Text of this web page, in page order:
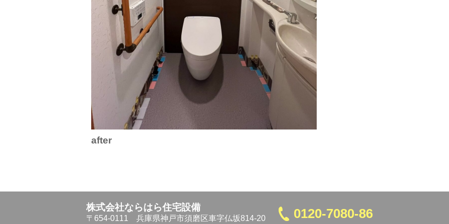
after
株式会社ならはら住宅設備
〒654-0111 兵庫県神戸市須磨区車字仏坂814-20 0120-7080-86